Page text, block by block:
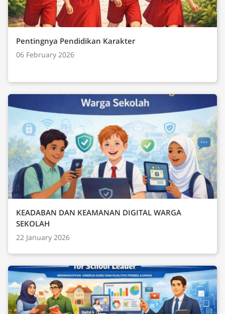
Pentingnya Pendidikan Karakter
06 February 2026
KEADABAN DAN KEAMANAN DIGITAL WARGA
SEKOLAH
22 January 2026